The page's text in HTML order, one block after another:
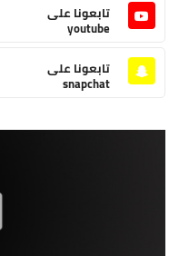
تابعونا على
youtube
تابعونا على
snapchat